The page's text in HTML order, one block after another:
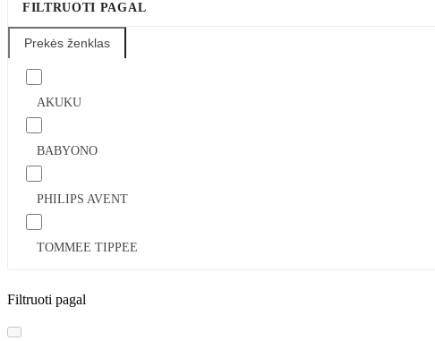
FILTRUOTI PAGAL
Prekės ženklas
AKUKU
BABYONO
PHILIPS AVENT
TOMMEE TIPPEE
Filtruoti pagal